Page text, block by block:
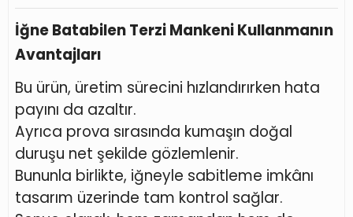
İğne Batabilen Terzi Mankeni Kullanmanın
Avantajları
Bu ürün, üretim sürecini hızlandırırken hata
payını da azaltır.
Ayrıca prova sırasında kumaşın doğal
duruşu net şekilde gözlemlenir.
Bununla birlikte, iğneyle sabitleme imkânı
tasarım üzerinde tam kontrol sağlar.